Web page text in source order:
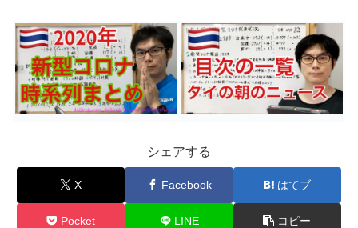
シェアする
X Facebook はてブ
Pocket LINE コピー